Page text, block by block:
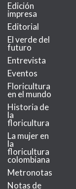
Edición
impresa
Editorial
El verde del
futuro
Entrevista
Eventos
Floricultura
en el mundo
Historia de
la
floricultura
La mujer en
la
floricultura
colombiana
Metronotas
Notas de